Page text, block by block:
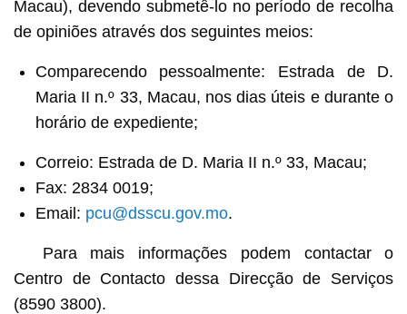
Macau), devendo submetê-lo no período de recolha
de opiniões através dos seguintes meios:
Comparecendo pessoalmente: Estrada de D.
Maria II n.º 33, Macau, nos dias úteis e durante o
horário de expediente;
Correio: Estrada de D. Maria II n.º 33, Macau;
Fax: 2834 0019;
Email: pcu@dsscu.gov.mo.
Para mais informações podem contactar o
Centro de Contacto dessa Direcção de Serviços
(8590 3800).